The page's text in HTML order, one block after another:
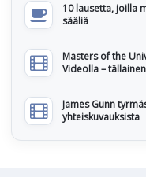
10 lausetta, joilla
sääliä
Masters of the
Videolla –
James Gunn
yhteiskuvauksista